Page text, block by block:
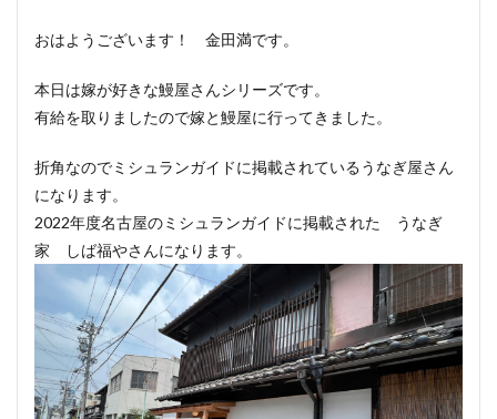
おはようございます！ 金田満です。
本日は嫁が好きな鰻屋さんシリーズです。
有給を取りましたので嫁と鰻屋に行ってきました。
折角なのでミシュランガイドに掲載されているうなぎ屋さん
になります。
2022年度名古屋のミシュランガイドに掲載された うなぎ
家 しば福やさんになります。